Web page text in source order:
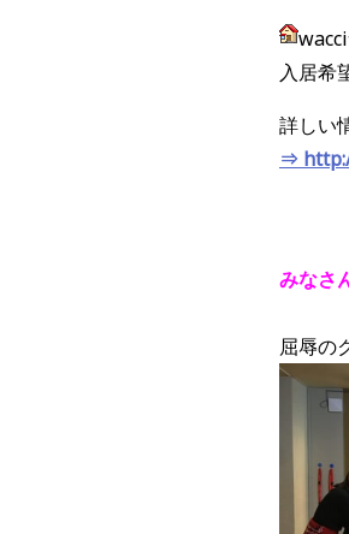
入居希
詳しい
⇒
みなさ
屈辱の